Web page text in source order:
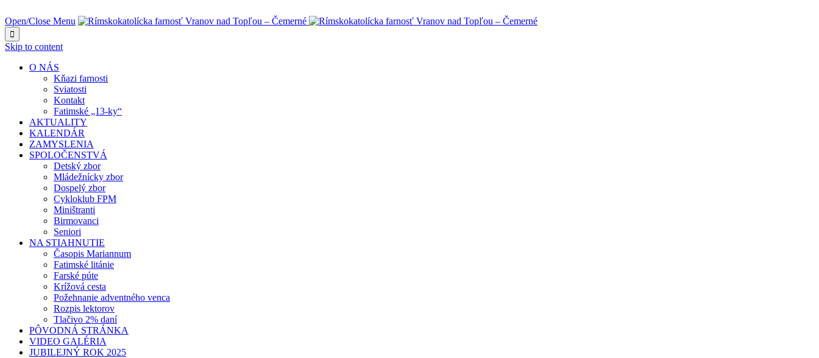
Open/Close Menu

Skip to content
O NÁS
Kňazi farnosti
Sviatosti
Kontakt
Fatimské „13-ky“
AKTUALITY
KALENDÁR
ZAMYSLENIA
SPOLOČENSTVÁ
Detský zbor
Mládežnícky zbor
Dospelý zbor
Cykloklub FPM
Miništranti
Birmovanci
Seniori
NA STIAHNUTIE
Časopis Mariannum
Fatimské litánie
Farské púte
Krížová cesta
Požehnanie adventného venca
Rozpis lektorov
Tlačivo 2% daní
PÔVODNÁ STRÁNKA
VIDEO GALÉRIA
JUBILEJNÝ ROK 2025